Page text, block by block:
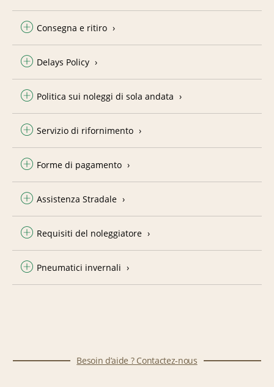
Consegna e ritiro
Delays Policy
Politica sui noleggi di sola andata
Servizio di rifornimento
Forme di pagamento
Assistenza Stradale
Requisiti del noleggiatore
Pneumatici invernali
Besoin d’aide ? Contactez-nous